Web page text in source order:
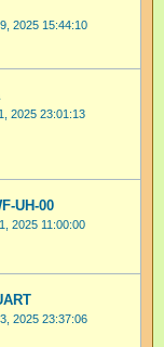
2025 15:44:10
2025 23:01:13
UH-00
2025 11:00:00
2025 23:37:06